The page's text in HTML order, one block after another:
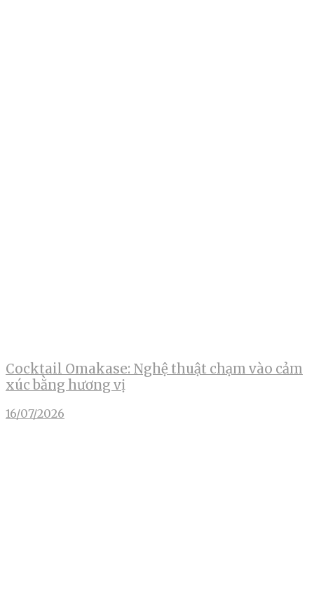
Cocktail Omakase: Nghệ thuật chạm vào cảm
xúc bằng hương vị
16/07/2026